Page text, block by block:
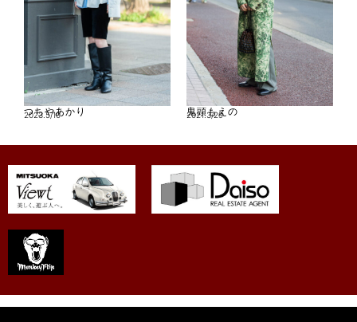
つちやあかり
2023.5/10 鬼頭もえの
2021.3/29